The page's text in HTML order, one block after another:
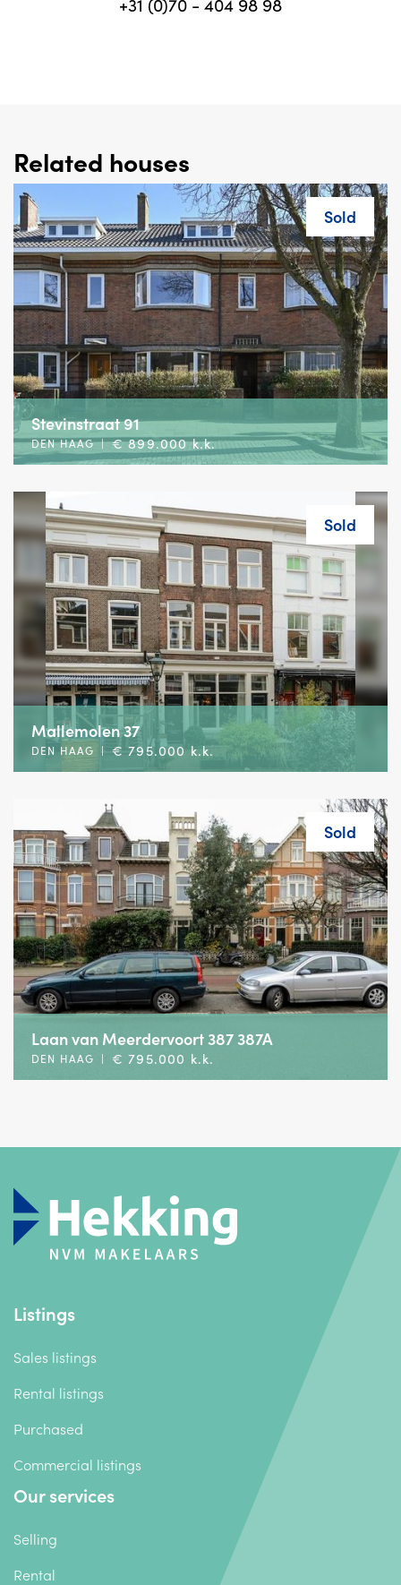
Related houses
Sold
Stevinstraat 91
DEN HAAG | € 899.000 k.k.
Sold
Mallemolen 37
DEN HAAG | € 795.000 k.k.
Sold
Laan van Meerdervoort 387 387A
DEN HAAG | € 795.000 k.k.
Listings
Sales listings
Rental listings
Purchased
Commercial listings
Our services
Selling
Rental